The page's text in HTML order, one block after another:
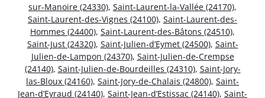
sur-Manoire (24330), Saint-Laurent-la-Vallée (24170),
Saint-Laurent-des-Vignes (24100), Saint-Laurent-des-
Hommes (24400), Saint-Laurent-des-Bâtons (24510),
Saint-Just (24320), Saint-Julien-d’Eymet (24500), Saint-
Julien-de-Lampon (24370), Saint-Julien-de-Crempse
(24140), Saint-Julien-de-Bourdeilles (24310), Saint-Jory-
las-Bloux (24160), Saint-Jory-de-Chalais (24800), Saint-
Jean-d’Eyraud (24140), Saint-Jean-d’Estissac (24140), Saint-